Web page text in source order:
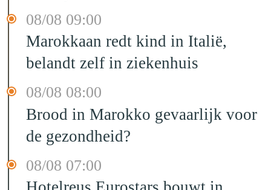
08/08 09:00
Marokkaan redt kind in Italië,
belandt zelf in ziekenhuis
08/08 08:00
Brood in Marokko gevaarlijk voor
de gezondheid?
08/08 07:00